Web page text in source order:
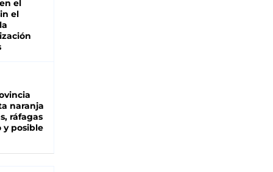
el
el
naranja
ráfagas
y posible